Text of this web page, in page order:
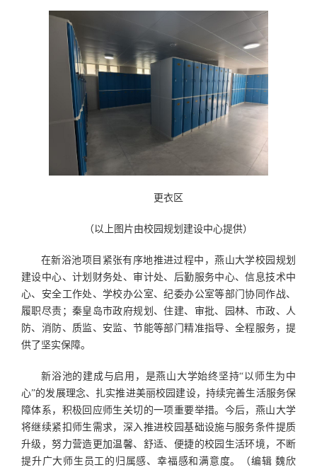
更衣区
（以上图片由校园规划建设中心提供）
在新浴池项目紧张有序地推进过程中，燕山大学校园规划
建设中心、计划财务处、审计处、后勤服务中心、信息技术中
心、安全工作处、学校办公室、纪委办公室等部门协同作战、
履职尽责；秦皇岛市政府规划、住建、审批、园林、市政、人
防、消防、质监、安监、节能等部门精准指导、全程服务，提
供了坚实保障。
新浴池的建成与启用，是燕山大学始终坚持“以师生为中
心”的发展理念、扎实推进美丽校园建设，持续完善生活服务保
障体系，积极回应师生关切的一项重要举措。今后，燕山大学
将继续紧扣师生需求，深入推进校园基础设施与服务条件提质
升级，努力营造更加温馨、舒适、便捷的校园生活环境，不断
提升广大师生员工的归属感、幸福感和满意度。（编辑 魏欣